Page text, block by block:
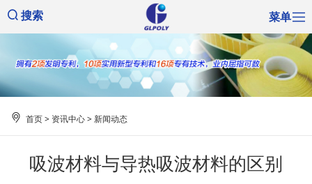
搜索 菜单
首页> 资讯中心>新闻动态
吸波材料与导热吸波材料的区别